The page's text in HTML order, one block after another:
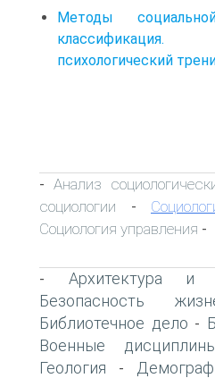
Методы
психологический
- Анализ
социологии -
Социология управления -
- Архитектура и
Безопасность
Библиотечное дело -
Военные
Геология -